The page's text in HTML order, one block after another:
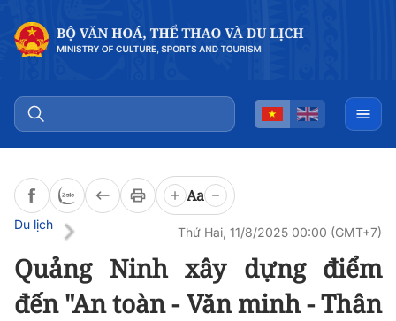
Aa
Du lịch
Thứ Hai, 11/8/2025 00:00 (GMT+7)
Quảng Ninh xây dựng điểm
đến "An toàn - Văn minh - Thân
Đọc bài